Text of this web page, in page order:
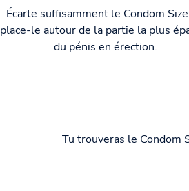
Écarte suffisamment le Condom
place-le autour de la partie la plus
du pénis en érection.
Tu trouveras le Condom